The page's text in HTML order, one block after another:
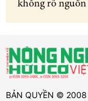
không rõ
BẢN QUYỀN ©